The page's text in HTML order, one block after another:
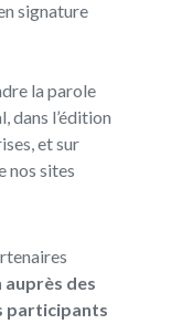
signature
la parole
dans l’édition
etsur
nos sites
des
participants